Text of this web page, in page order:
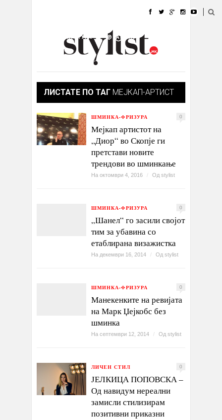
УБАВИНА
КУЛТУРА @РАБОТА
ИЗЛОГ
ЛИСТАТЕ ПО ТАГ МЕЈКАП-АРТИСТ
ШМИНКА-ФРИЗУРА 0
Мејкап артистот на
„Диор“ во Скопје ги
претстави новите
трендови во шминкање
На октомври 4, 2016 / Од stylist
ШМИНКА-ФРИЗУРА 0
„Шанел“ го засили својот
тим за убавина со
етаблирана визажистка
На декември 16, 2014 / Од stylist
ШМИНКА-ФРИЗУРА 0
Манекенките на ревијата
на Марк Џејкобс без
шминка
На септември 12, 2014 / Од stylist
ЛИЧЕН СТИЛ 0
ЈЕЛКИЦА ПОПОВСКА –
Од навидум нереални
замисли стилизирам
позитивни приказни